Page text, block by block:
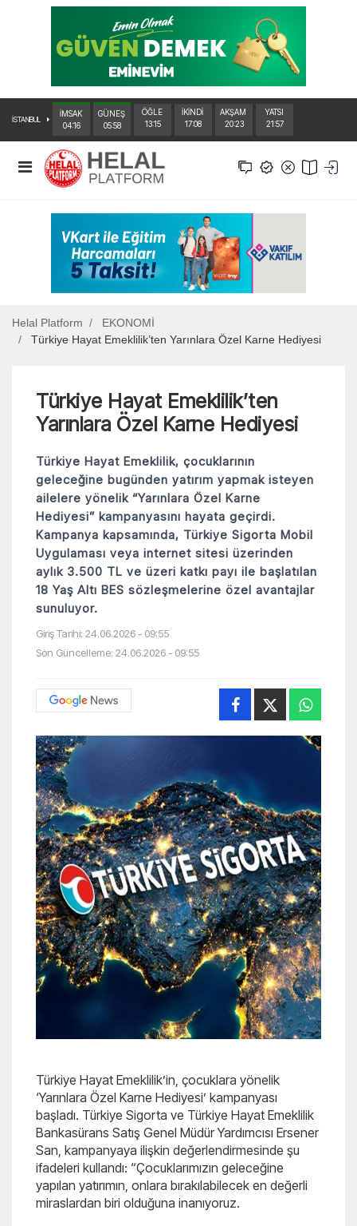
İSTANBUL
İMSAK
04:16
GÜNEŞ
05:58
ÖĞLE
13:15
İKİNDİ
17:08
AKŞAM
20:23
YATSI
21:57
Helal Platform
EKONOMİ
Türkiye Hayat Emeklilik’ten Yarınlara Özel Karne Hediyesi
Türkiye Hayat Emeklilik’ten
Yarınlara Özel Karne Hediyesi
Türkiye Hayat Emeklilik, çocuklarının
geleceğine bugünden yatırım yapmak isteyen
ailelere yönelik “Yarınlara Özel Karne
Hediyesi” kampanyasını hayata geçirdi.
Kampanya kapsamında, Türkiye Sigorta Mobil
Uygulaması veya internet sitesi üzerinden
aylık 3.500 TL ve üzeri katkı payı ile başlatılan
18 Yaş Altı BES sözleşmelerine özel avantajlar
sunuluyor.
Giriş Tarihi: 24.06.2026 - 09:55
Son Güncelleme: 24.06.2026 - 09:55
Türkiye Hayat Emeklilik’in, çocuklara yönelik
‘Yarınlara Özel Karne Hediyesi’ kampanyası
başladı. Türkiye Sigorta ve Türkiye Hayat Emeklilik
Bankasürans Satış Genel Müdür Yardımcısı Ersener
San, kampanyaya ilişkin değerlendirmesinde şu
ifadeleri kullandı: “Çocuklarımızın geleceğine
yapılan yatırımın, onlara bırakılabilecek en değerli
miraslardan biri olduğuna inanıyoruz.